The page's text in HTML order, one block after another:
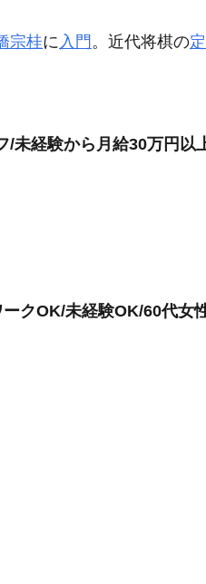
宗桂に入門 。近代将棋の
/未経験から月給30万円以
クOK/未経験OK/60代女